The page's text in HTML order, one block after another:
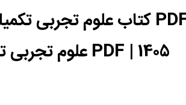
1405 | PDF علوم تجربی تکمیلی (استعداد های درخشان)